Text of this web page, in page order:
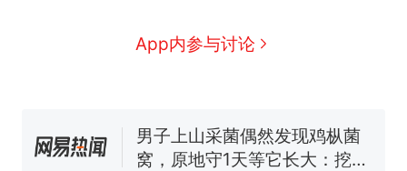
App内参与讨论
人生
新 制裁瓜子饺子，美国怕什
么？
协会回应
男子上山采菌偶然发现鸡枞菌
窝，原地守1天等它长大：挖了